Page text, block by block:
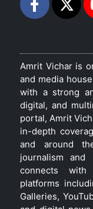
Amrit Vichar is
and media
with a strong
digital, and
portal, Amrit
in-depth
and around
journalism and
connects
platforms
Galleries,